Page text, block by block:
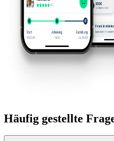
Häufig gestellte